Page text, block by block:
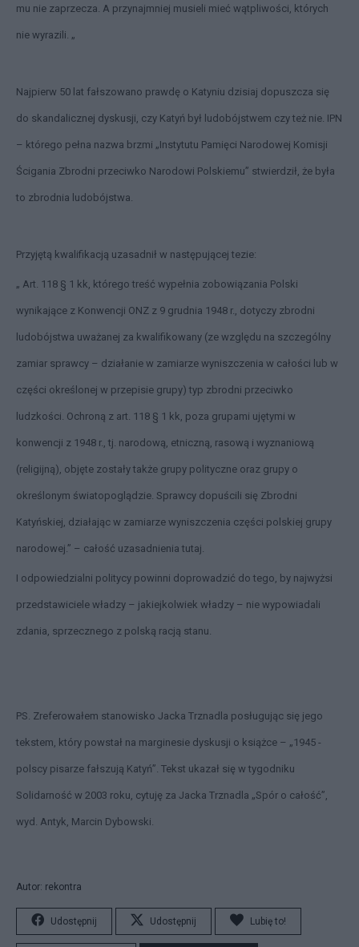
mu nie za­przecza. A przynajmniej musieli mieć wątpliwości, których
nie wyrazili. „
Najpierw 50 lat fałszowano prawdę o Katyniu dzisiaj dopuszcza się
do skandalicznej dyskusji, czy Katyń był ludobójstwem czy też nie. IPN
– którego pełna nazwa brzmi „Instytutu Pamięci Narodowej Komisji
Ścigania Zbrodni przeciwko Narodowi Polskiemu” stwierdził, że była
to zbrodnia ludobójstwa.
Przyjętą kwalifikacją uzasadnił w następującej tezie:
„ Art. 118 § 1 kk, którego treść wypełnia zobowiązania Polski
wynikające z Konwencji ONZ z 9 grudnia 1948 r., dotyczy zbrodni
ludobójstwa uważanej za kwalifikowany (ze względu na szczególny
zamiar sprawcy – działanie w zamiarze wyniszczenia w całości lub w
części określonej w przepisie grupy) typ zbrodni przeciwko
ludzkości. Ochroną z art. 118 § 1 kk, poza grupami ujętymi w
konwencji z 1948 r., tj. narodową, etniczną, rasową i wyznaniową
(religijną), objęte zostały także grupy polityczne oraz grupy o
określonym światopoglądzie. Sprawcy dopuścili się Zbrodni
Katyńskiej, działając w zamiarze wyniszczenia części polskiej grupy
narodowej.” – całość uzasadnienia tutaj
I odpowiedzialni politycy powinni doprowadzić do tego, by najwyżsi
przedstawiciele władzy – jakiejkolwiek władzy – nie wypowiadali
zdania, sprzecznego z polską racją stanu.
PS. Zreferowałem stanowisko Jacka Trznadla posługując się jego
tekstem, który powstał na marginesie dyskusji o książce – „1945 -
polscy pisarze fałszują Katyń”. Tekst ukazał się w tygodniku
Solidarność w 2003 roku, cytuję za Jacka Trznadla „Spór o całość”,
wyd. Antyk, Marcin Dybowski.
Autor: rekontra
Udostępnij Udostępnij Lubię to!